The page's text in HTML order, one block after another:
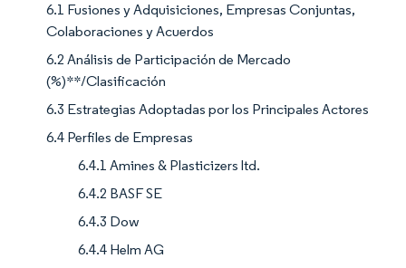
6.1 Fusiones y Adquisiciones, Empresas Conjuntas,
Colaboraciones y Acuerdos
6.2 Análisis de Participación de Mercado
(%)**/Clasificación
6.3 Estrategias Adoptadas por los Principales Actores
6.4 Perfiles de Empresas
6.4.1 Amines & Plasticizers ltd.
6.4.2 BASF SE
6.4.3 Dow
6.4.4 Helm AG